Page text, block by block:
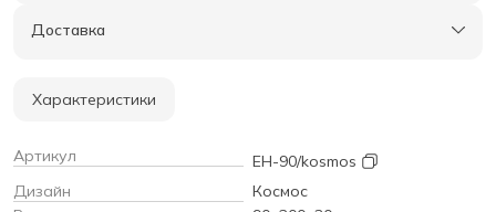
Доставка
Характеристики
Артикул
EH-90/kosmos
Дизайн
Космос